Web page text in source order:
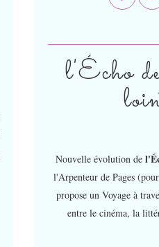
l'Écho
Nouvelle évolution de
l'Arpenteur de Pages
propose un Voyage à
entre le cinéma, la